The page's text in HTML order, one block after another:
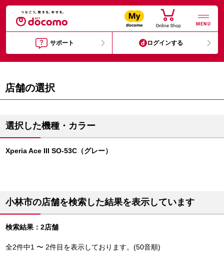
MENU
サポート ログインする
店舗の選択
選択した機種・カラー
Xperia Ace III SO-53C（グレー）
小林市の店舗を検索した結果を表示しています
検索結果：2店舗
全2件中1 〜 2件目を表示しております。(50音順)